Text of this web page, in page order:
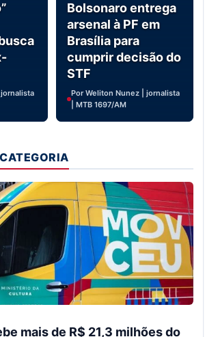
Bolsonaro entrega
arsenal à PF em
Brasília para
cumprir decisão do
STF
Por Weliton Nunez | jornalista
| MTB 1697/AM
mais de R$ 21,3 milhões do